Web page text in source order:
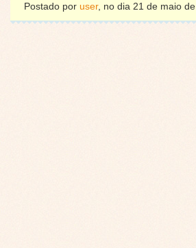
Postado por user, no dia 21 de maio